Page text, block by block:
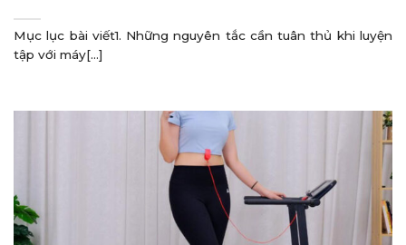
Mục lục bài viết1. Những nguyên tắc cần tuân thủ khi luyện
tập với máy[...]